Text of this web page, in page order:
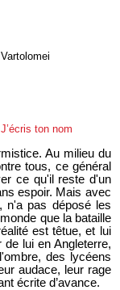
ton nom
Au milieu du
tous, ce général
ce qu'il reste d'un
espoir. Mais avec
n'a pas déposé les
que la bataille
est têtue, et lui
lui en Angleterre,
des lycéens
audace, leur rage
écrite d’avance.